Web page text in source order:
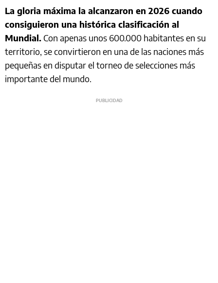
La gloria máxima la alcanzaron en 2026 cuando
consiguieron una histórica clasificación al
Mundial. Con apenas unos 600.000 habitantes en su
territorio, se convirtieron en una de las naciones más
pequeñas en disputar el torneo de selecciones más
importante del mundo.